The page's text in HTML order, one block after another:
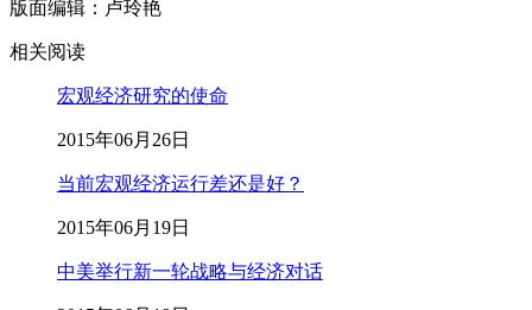
版面编辑：卢玲艳
相关阅读
宏观经济研究的使命
2015年06月26日
当前宏观经济运行差还是好？
2015年06月19日
中美举行新一轮战略与经济对话